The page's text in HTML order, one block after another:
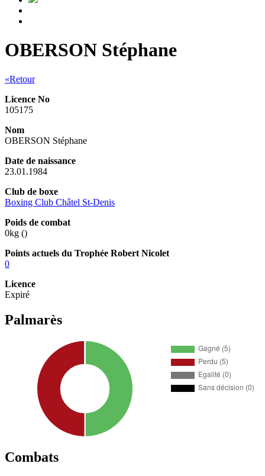
OBERSON Stéphane
«Retour
Licence No
105175
Nom
OBERSON Stéphane
Date de naissance
23.01.1984
Club de boxe
Boxing Club Châtel St-Denis
Poids de combat
0kg ()
Points actuels du Trophée Robert Nicolet
0
Licence
Expiré
Palmarès
Combats